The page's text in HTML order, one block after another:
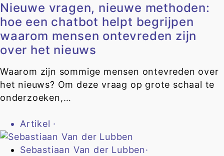
Nieuwe vragen, nieuwe methoden:
hoe een chatbot helpt begrijpen
waarom mensen ontevreden zijn
over het nieuws
Waarom zijn sommige mensen ontevreden over
het nieuws? Om deze vraag op grote schaal te
onderzoeken,…
Artikel ·
Sebastiaan Van der Lubben·